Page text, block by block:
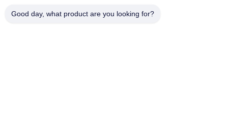
Pintu Putar Gerbang Kecepatan
Good day, what product are you looking for?